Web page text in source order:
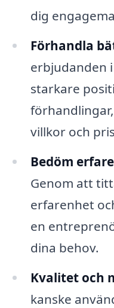
dig
Förhandla
erbjudanden
starkare
villkor och
Bedöm
Genom att
erfarenhet
en
dina behov.
Kvalitet och
kanske